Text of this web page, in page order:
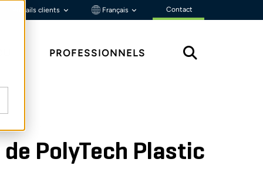
Portails clients Français Contact
PROFESSIONNELS
PolyTech Plastic